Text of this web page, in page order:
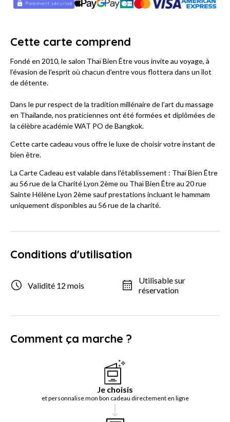
Cette carte comprend
Fondé en 2010, le salon Thaï Bien Être vous invite au voyage, à
l’évasion de l’esprit où chacun d’entre vous flottera dans un îlot
de détente.
Dans le pur respect de la tradition millénaire de l’art du massage
en Thaïlande, nos praticiennes ont été formées et diplômées de
la célèbre académie WAT PO de Bangkok.
Cette carte cadeau vous offre le luxe de choisir votre instant de
bien être.
La Carte Cadeau est valable dans l'établissement : Thaï Bien Être
au 56 rue de la Charité Lyon 2ème ou Thaï Bien Être au 20 rue
Sainte Hélène Lyon 2ème sauf prestations incluant le hammam
uniquement disponibles au 56 rue de la charité.
Conditions d'utilisation
Validité 12 mois
Utilisable sur
réservation
Comment ça marche ?
Je choisis
et personnalise mon bon cadeau directement en ligne